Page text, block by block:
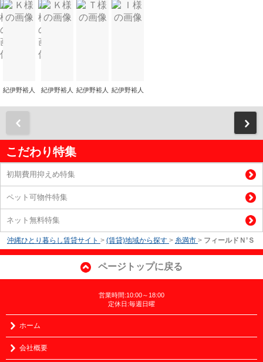
紀伊野裕人 紀伊野裕人 紀伊野裕人 紀伊野裕人
こだわり特集
初期費用抑えめ特集
ペット可物件特集
ネット無料特集
沖縄ひとり暮らし賃貸サイト > (賃貸)地域から探す > 糸満市 > フィールドＮ’Ｓ
ページトップに戻る
営業時間:10:00～18:00
定休日:毎週日曜
ホーム
会社概要